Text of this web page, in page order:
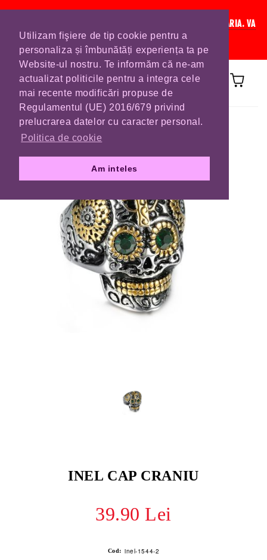
Utilizam fişiere de tip cookie pentru a
personaliza și îmbunătăți experiența ta pe
Website-ul nostru. Te informăm că ne-am
actualizat politicile pentru a integra cele
mai recente modificări propuse de
Regulamentul (UE) 2016/679 privind
prelucrarea datelor cu caracter personal.
Politica de cookie
Am inteles
IN CURAND INCHIDEM LISTA DE COMENZI PENTRU SFANTA MARIA. VA
RUGAM SA VA PLASATI COMENZILE DIN TIMP.
Prima pagină INELE
INEL CAP CRANIU
39.90 Lei
Cod: inel-1544-2